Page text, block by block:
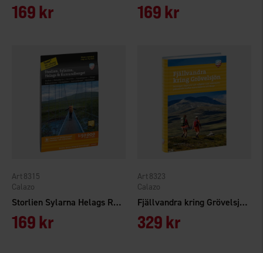
169 kr 169 kr
Storlien Sylarna Helags Ramundberget 1:50.000
Calazo
8315
169 kr
Fjällvandra kring Grövelsjön
Calazo
8323
329 kr